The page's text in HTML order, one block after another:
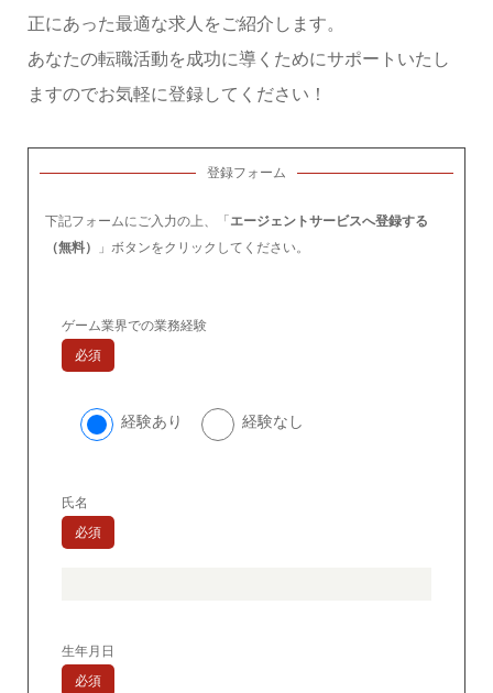
正にあった最適な求人をご紹介します。
あなたの転職活動を成功に導くためにサポートいたし
ますのでお気軽に登録してください！
登録フォーム
下記フォームにご入力の上、「 エージェントサービスへ登録する
（無料）
」ボタンをクリックしてください。
ゲーム業界での業務経験
必須
経験あり 経験なし
氏名
必須
生年月日
必須